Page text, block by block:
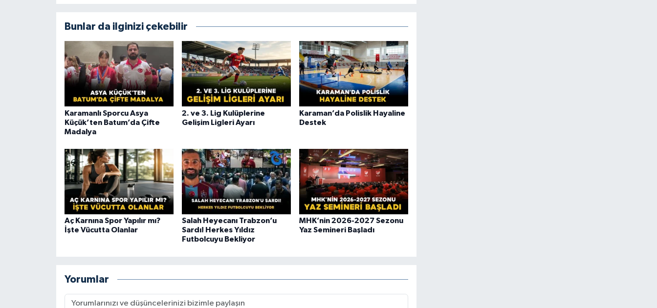
Bunlar da ilginizi çekebilir
Karamanlı Sporcu Asya
Küçük’ten Batum’da Çifte
Madalya
2. ve 3. Lig Kulüplerine
Gelişim Ligleri Ayarı
Karaman’da Polislik Hayaline
Destek
Aç Karnına Spor Yapılır mı?
İşte Vücutta Olanlar
Salah Heyecanı Trabzon’u
Sardı! Herkes Yıldız
Futbolcuyu Bekliyor
MHK’nin 2026-2027 Sezonu
Yaz Semineri Başladı
Yorumlar